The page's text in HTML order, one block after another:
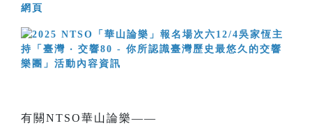
網頁
有關NTSO華山論樂——